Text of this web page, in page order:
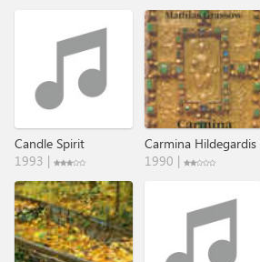
Candle Spirit
1993 |
Carmina Hildegardis
1990 |